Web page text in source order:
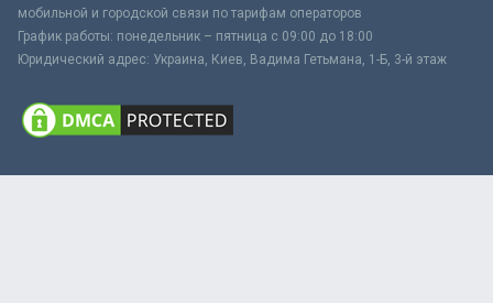
мобильной и городской связи по тарифам операторов
График работы: понедельник – пятница с 09:00 до 18:00
Юридический адрес: Украина, Киев, Вадима Гетьмана, 1-Б, 3-й этаж